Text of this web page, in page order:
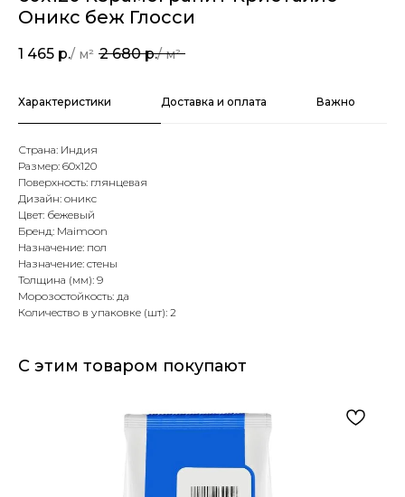
Оникс беж Глосси
1 465 р. 2 680 р.
Характеристики Доставка и оплата Важно
Страна: Индия
Размер: 60х120
Поверхность: глянцевая
Дизайн: оникс
Цвет: бежевый
Бренд: Maimoon
Назначение: пол
Назначение: стены
Толщина (мм): 9
Морозостойкость: да
Количество в упаковке (шт): 2
С этим товаром покупают